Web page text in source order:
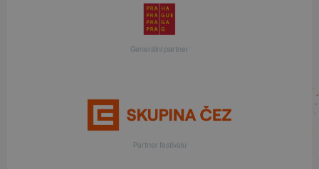
Generální partner
Partner festivalu